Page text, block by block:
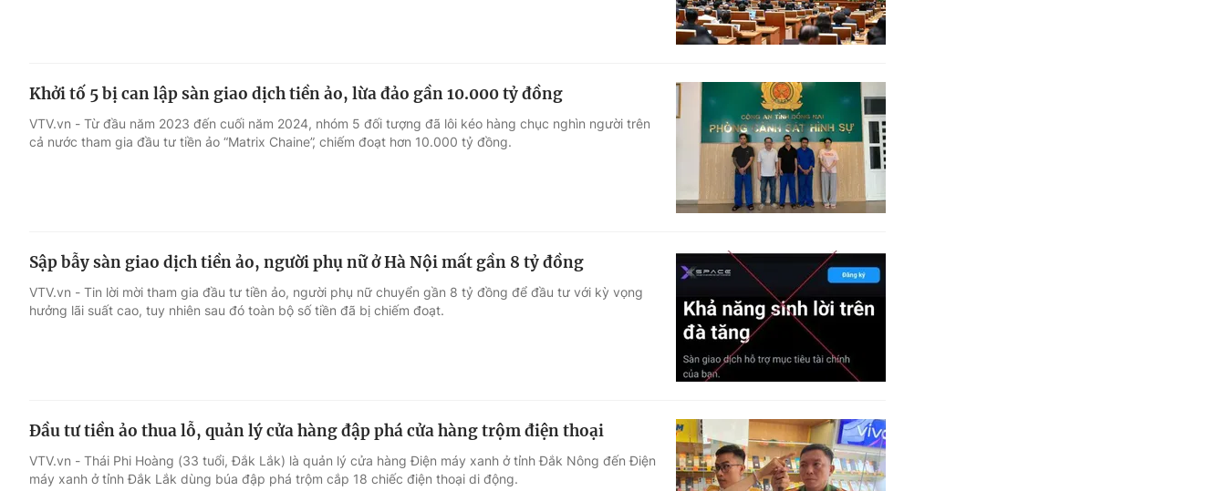
Khởi tố 5 bị can lập sàn giao dịch tiền ảo, lừa đảo gần 10.000 tỷ đồng
VTV.vn - Từ đầu năm 2023 đến cuối năm 2024, nhóm 5 đối tượng đã lôi kéo hàng chục nghìn người trên
cả nước tham gia đầu tư tiền ảo “Matrix Chaine”, chiếm đoạt hơn 10.000 tỷ đồng.
Sập bẫy sàn giao dịch tiền ảo, người phụ nữ ở Hà Nội mất gần 8 tỷ đồng
VTV.vn - Tin lời mời tham gia đầu tư tiền ảo, người phụ nữ chuyển gần 8 tỷ đồng để đầu tư với kỳ vọng
hưởng lãi suất cao, tuy nhiên sau đó toàn bộ số tiền đã bị chiếm đoạt.
Đầu tư tiền ảo thua lỗ, quản lý cửa hàng đập phá cửa hàng trộm điện thoại
VTV.vn - Thái Phi Hoàng (33 tuổi, Đắk Lắk) là quản lý cửa hàng Điện máy xanh ở tỉnh Đắk Nông đến Điện
máy xanh ở tỉnh Đắk Lắk dùng búa đập phá trộm cắp 18 chiếc điện thoại di động.